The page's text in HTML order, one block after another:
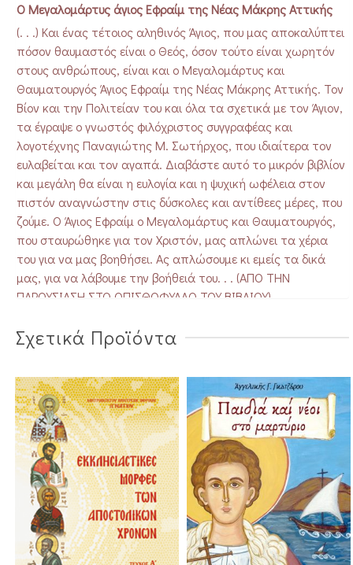
Ο Μεγαλομάρτυς άγιος Εφραίμ της Νέας Μάκρης Αττικής
(. . .) Και ένας τέτοιος αληθινός Άγιος, που μας αποκαλύπτει
πόσον θαυμαστός είναι ο Θεός, όσον τούτο είναι χωρητόν
στους ανθρώπους, είναι και ο Μεγαλομάρτυς και
Θαυματουργός Άγιος Εφραίμ της Νέας Μάκρης Αττικής. Τον
Βίον και την Πολιτείαν του και όλα τα σχετικά με τον Άγιον,
τα έγραψε ο γνωστός φιλόχριστος συγγραφέας και
λογοτέχνης Παναγιώτης Μ. Σωτήρχος, που ιδιαίτερα τον
ευλαβείται και τον αγαπά. Διαβάστε αυτό το μικρόν βιβλίον
και μεγάλη θα είναι η ευλογία και η ψυχική ωφέλεια στον
πιστόν αναγνώστην στις δύσκολες και αντίθεες μέρες, που
ζούμε. Ο Άγιος Εφραίμ ο Μεγαλομάρτυς και Θαυματουργός,
που σταυρώθηκε για τον Χριστόν, μας απλώνει τα χέρια
του για να μας βοηθήσει. Ας απλώσουμε κι εμείς τα δικά
μας, για να λάβουμε την βοήθειά του. . . (ΑΠΟ ΤΗΝ
ΠΑΡΟΥΣΙΑΣΗ ΣΤΟ ΟΠΙΣΘΟΦΥΛΛΟ ΤΟΥ ΒΙΒΛΙΟΥ)
Σχετικά Προϊόντα